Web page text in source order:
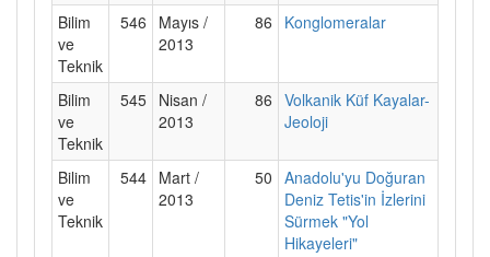
Bilim
ve
Teknik
546
Mayıs /
2013
86 Konglomeralar
Bilim
ve
Teknik
545 Nisan /
2013
86 Volkanik Küf Kayalar-
Jeoloji
Bilim
ve
Teknik
544 Mart /
2013
50 Anadolu'yu Doğuran
Deniz Tetis'in İzlerini
Sürmek "Yol
Hikayeleri"